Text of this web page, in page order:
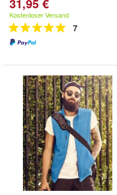
Kostenloser Versand
7